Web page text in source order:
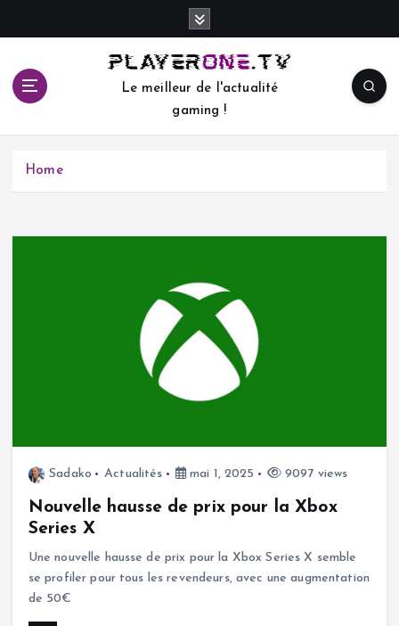
c
Le meilleur de l'actualité
gaming !
Home
Sadako Actualités mai 1, 2025 9097 views
Nouvelle hausse de prix pour la Xbox
Series X
Une nouvelle hausse de prix pour la Xbox Series X semble
se profiler pour tous les revendeurs, avec une augmentation
de 50€